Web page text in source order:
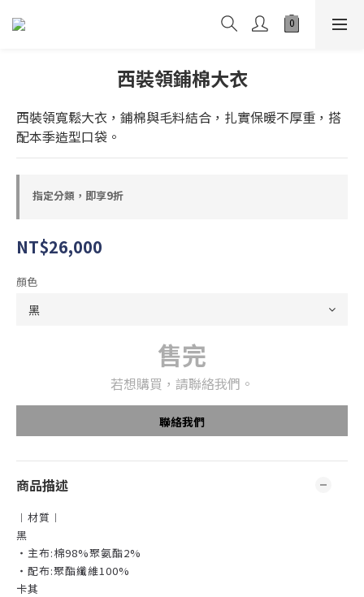
西裝領鋪棉大衣
西裝領寬鬆大衣，鋪棉與毛料結合，扎實保暖不厚重，搭
配本季造型口袋。
指定分類，即享9折
NT$26,000
顏色
售完
若想購買，請聯絡我們。
聯絡我們
商品描述
︱材質︱
黑
・主布:棉98%聚氨酯2%
・配布:聚酯纖維100%
卡其